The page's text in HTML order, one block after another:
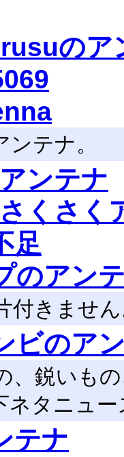
のア
テナ。
ンテナ
くさく
足
のアン
付きませ
ビのア
、鋭いも
ネタニュ
テナ